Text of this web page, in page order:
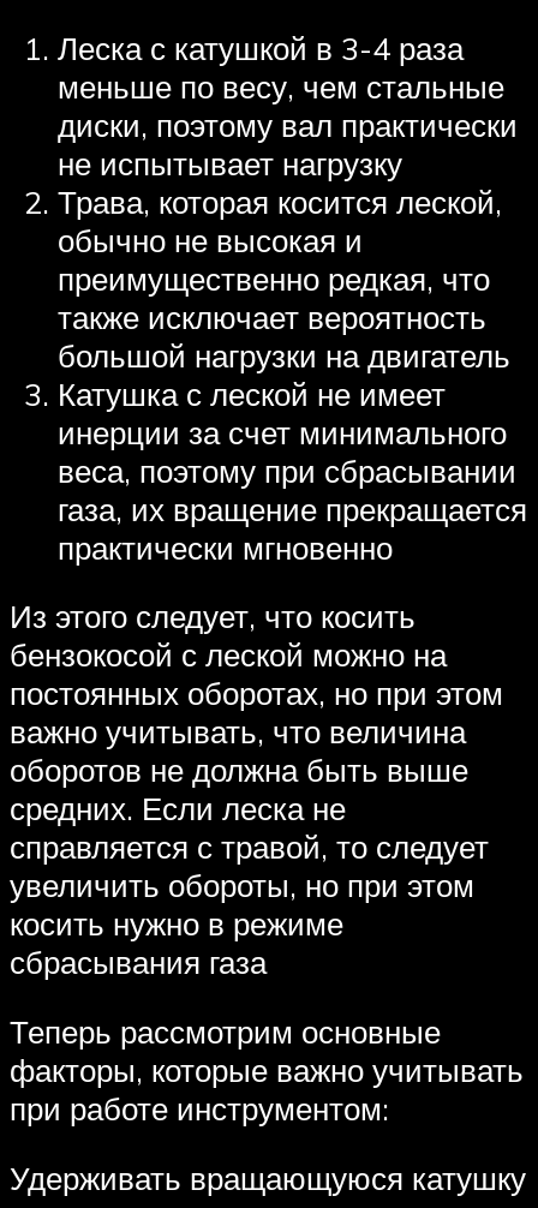
Леска с катушкой в 3-4 раза
меньше по весу, чем стальные
диски, поэтому вал практически
не испытывает нагрузку
Трава, которая косится леской,
обычно не высокая и
преимущественно редкая, что
также исключает вероятность
большой нагрузки на двигатель
Катушка с леской не имеет
инерции за счет минимального
веса, поэтому при сбрасывании
газа, их вращение прекращается
практически мгновенно
Из этого следует, что косить
бензокосой с леской можно на
постоянных оборотах, но при этом
важно учитывать, что величина
оборотов не должна быть выше
средних. Если леска не
справляется с травой, то следует
увеличить обороты, но при этом
косить нужно в режиме
сбрасывания газа
Теперь рассмотрим основные
факторы, которые важно учитывать
при работе инструментом:
Удерживать вращающуюся катушку